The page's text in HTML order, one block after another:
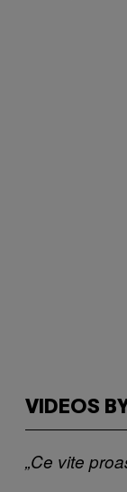
VIDEOS
„Ce vite